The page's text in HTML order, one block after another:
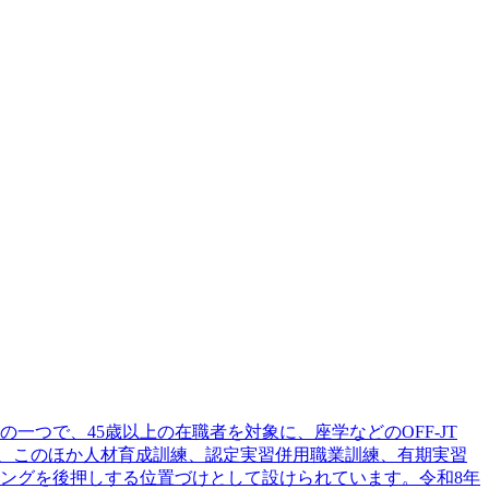
つで、45歳以上の在職者を対象に、座学などのOFF-JT
のほか人材育成訓練、認定実習併用職業訓練、有期実習
グを後押しする位置づけとして設けられています。令和8年